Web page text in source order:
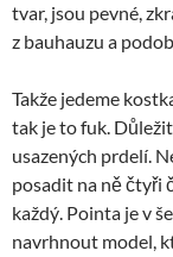
tvar, jsou pevné,
z bauhauzu a
Takže jedeme
tak je to fuk.
usazených prdelí.
posadit na ně čtyři
každý. Pointa je v
navrhnout model,